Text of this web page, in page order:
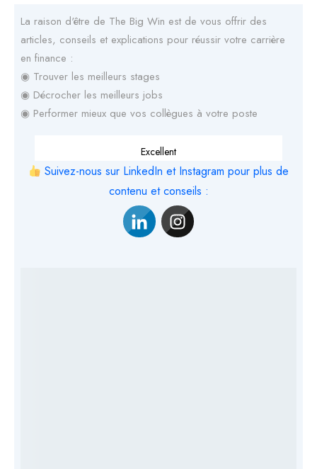
La raison d'être de The Big Win est de vous offrir des
articles, conseils et explications pour réussir votre carrière
en finance :
◉ Trouver les meilleurs stages
◉ Décrocher les meilleurs jobs
◉ Performer mieux que vos collègues à votre poste
Excellent
Suivez-nous sur LinkedIn et Instagram pour plus de
contenu et conseils :